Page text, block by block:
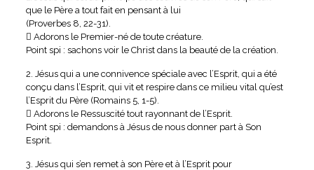
que le Père a tout fait en pensant à lui
(Proverbes 8, 22-31).
 Adorons le Premier-né de toute créature.
Point spi : sachons voir le Christ dans la beauté de la création.
2. Jésus qui a une connivence spéciale avec l’Esprit, qui a été
conçu dans l’Esprit, qui vit et respire dans ce milieu vital qu’est
l’Esprit du Père (Romains 5, 1-5).
 Adorons le Ressuscité tout rayonnant de l’Esprit.
Point spi : demandons à Jésus de nous donner part à Son
Esprit.
3. Jésus qui s’en remet à son Père et à l’Esprit pour